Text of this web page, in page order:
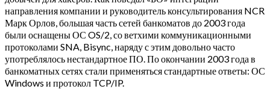
направления компании и руководитель консультирования NCR
Марк Орлов, большая часть сетей банкоматов до 2003 года
были оснащены ОС OS/2, со ветхими коммуникационными
протоколами SNA, Bisync, наряду с этим довольно часто
употреблялось нестандартное ПО. По окончании 2003 года в
банкоматных сетях стали применяться стандартные ответы: ОС
Windows и протокол TCP/IP.